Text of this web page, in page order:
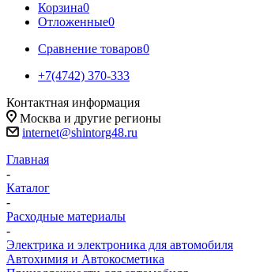
Корзина0
Отложенные0
Сравнение товаров0
+7(4742) 370-333
Контактная информация
Москва и другие регионы
internet@shintorg48.ru
Главная
-
Каталог
-
Расходные материалы
-
Электрика и электроника для автомобиля
Автохимия и Автокосметика